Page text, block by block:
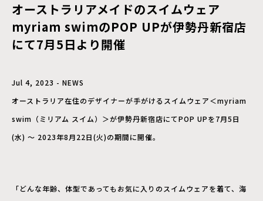
オーストラリアメイドのスイムウェア
myriam swimのPOP UPが伊勢丹新宿店
にて7月5日より開催
Jul 4, 2023 - NEWS
オーストラリア在住のデザイナーが手がけるスイムウェア＜myriam
swim（ミリアム スイム）＞が伊勢丹新宿店にてPOP UPを7月5日
(水) ～ 2023年8月22日(火)の期間に開催。
「どんな年齢、体型であってもお気に入りのスイムウェアを着て、海